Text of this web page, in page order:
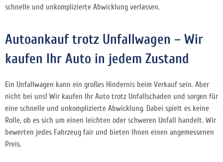
schnelle und unkomplizierte Abwicklung verlassen.
Autoankauf trotz Unfallwagen – Wir
kaufen Ihr Auto in jedem Zustand
Ein Unfallwagen kann ein großes Hindernis beim Verkauf sein. Aber
nicht bei uns! Wir kaufen Ihr Auto trotz Unfallschaden und sorgen für
eine schnelle und unkomplizierte Abwicklung. Dabei spielt es keine
Rolle, ob es sich um einen leichten oder schweren Unfall handelt. Wir
bewerten jedes Fahrzeug fair und bieten Ihnen einen angemessenen
Preis.